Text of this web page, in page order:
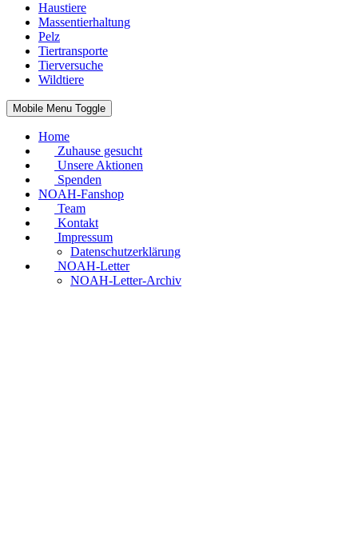
Haustiere
Massentierhaltung
Pelz
Tiertransporte
Tierversuche
Wildtiere
Mobile Menu Toggle
Home
Zuhause gesucht
Unsere Aktionen
Spenden
NOAH-Fanshop
Team
Kontakt
Impressum
Datenschutzerklärung
NOAH-Letter
NOAH-Letter-Archiv